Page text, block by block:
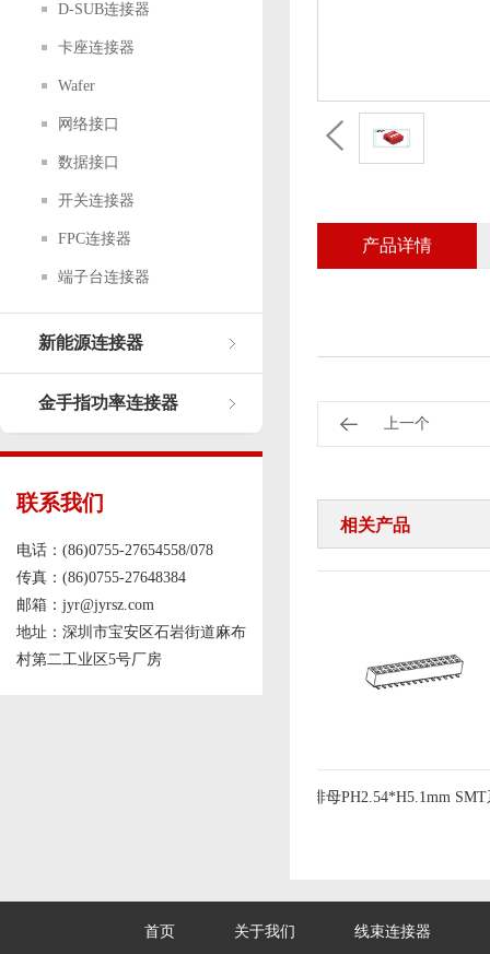
D-SUB连接器
卡座连接器
Wafer
网络接口
数据接口
开关连接器
FPC连接器
端子台连接器
新能源连接器
金手指功率连接器
联系我们
电话：(86)0755-27654558/078
传真：(86)0755-27648384
邮箱：jyr@jyrsz.com
地址：深圳市宝安区石岩街道麻布
村第二工业区5号厂房
产品详情
上一个
相关产品
排母PH2.54*H5.1mm SMT系
首页 关于我们 线束连接器